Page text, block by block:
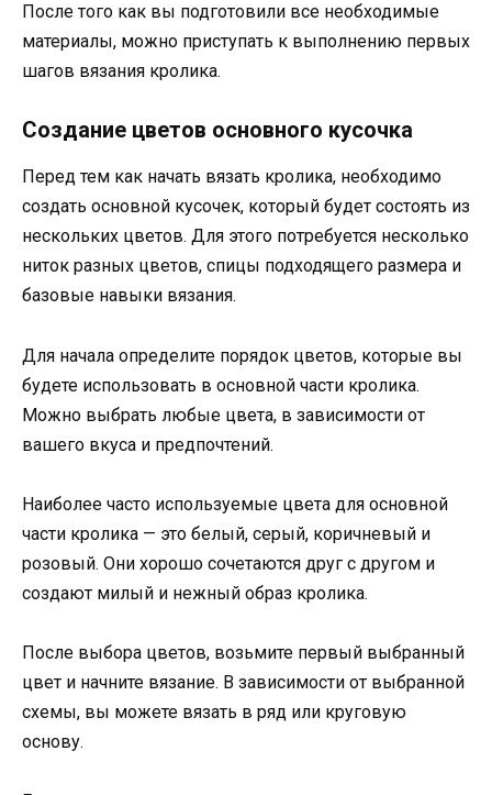
После того как вы подготовили все необходимые
материалы, можно приступать к выполнению первых
шагов вязания кролика.
Создание цветов основного кусочка
Перед тем как начать вязать кролика, необходимо
создать основной кусочек, который будет состоять из
нескольких цветов. Для этого потребуется несколько
ниток разных цветов, спицы подходящего размера и
базовые навыки вязания.
Для начала определите порядок цветов, которые вы
будете использовать в основной части кролика.
Можно выбрать любые цвета, в зависимости от
вашего вкуса и предпочтений.
Наиболее часто используемые цвета для основной
части кролика — это белый, серый, коричневый и
розовый. Они хорошо сочетаются друг с другом и
создают милый и нежный образ кролика.
После выбора цветов, возьмите первый выбранный
цвет и начните вязание. В зависимости от выбранной
схемы, вы можете вязать в ряд или круговую
основу.